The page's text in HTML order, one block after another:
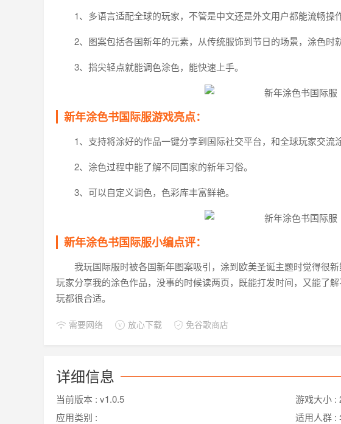
1、多语言适配全球的玩家，不管是中文还是外文用户都能流畅操作
2、图案包括各国新年的元素，从传统服饰到节日的场景，涂色时
3、指尖轻点就能调色涂色，能快速上手。
新年涂色书国际服游戏亮点：
1、支持将涂好的作品一键分享到国际社交平台，和全球玩家交流
2、涂色过程中能了解不同国家的新年习俗。
3、可以自定义调色，色彩库丰富鲜艳。
新年涂色书国际服小编点评：
我玩国际服时被各国新年图案吸引，涂到欧美圣诞主题时觉得很
玩家分享我的涂色作品，没事的时候读两页，既能打发时间，又能了
玩都很合适。
需要网络 放心下载 免谷歌商店
详细信息
当前版本 : v1.0.5 游戏大小 :
应用类别 :
适用人群 :